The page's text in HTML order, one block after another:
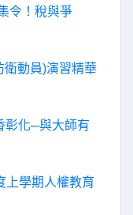
令！稅與爭
衛動員)演習精華
彰化─與大師有
上學期人權教育